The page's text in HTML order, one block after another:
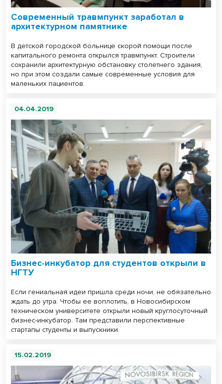
Современный травмпункт заработал в
архитектурном памятнике
В детской городской больнице скорой помощи после
капитального ремонта открылся травмпункт. Строители
сохранили архитектурную обстановку столетнего здания,
но при этом создали самые современные условия для
маленьких пациентов.
04.04.2019
Бизнес-инкубатор для студентов открыли в
НГТУ
Если гениальная идеи пришла среди ночи, не обязательно
ждать до утра. Чтобы ее воплотить, в Новосибирском
техническом университете открыли новый круглосуточный
бизнес-инкубатор. Там представили перспективные
стартапы студенты и выпускники.
15.02.2019